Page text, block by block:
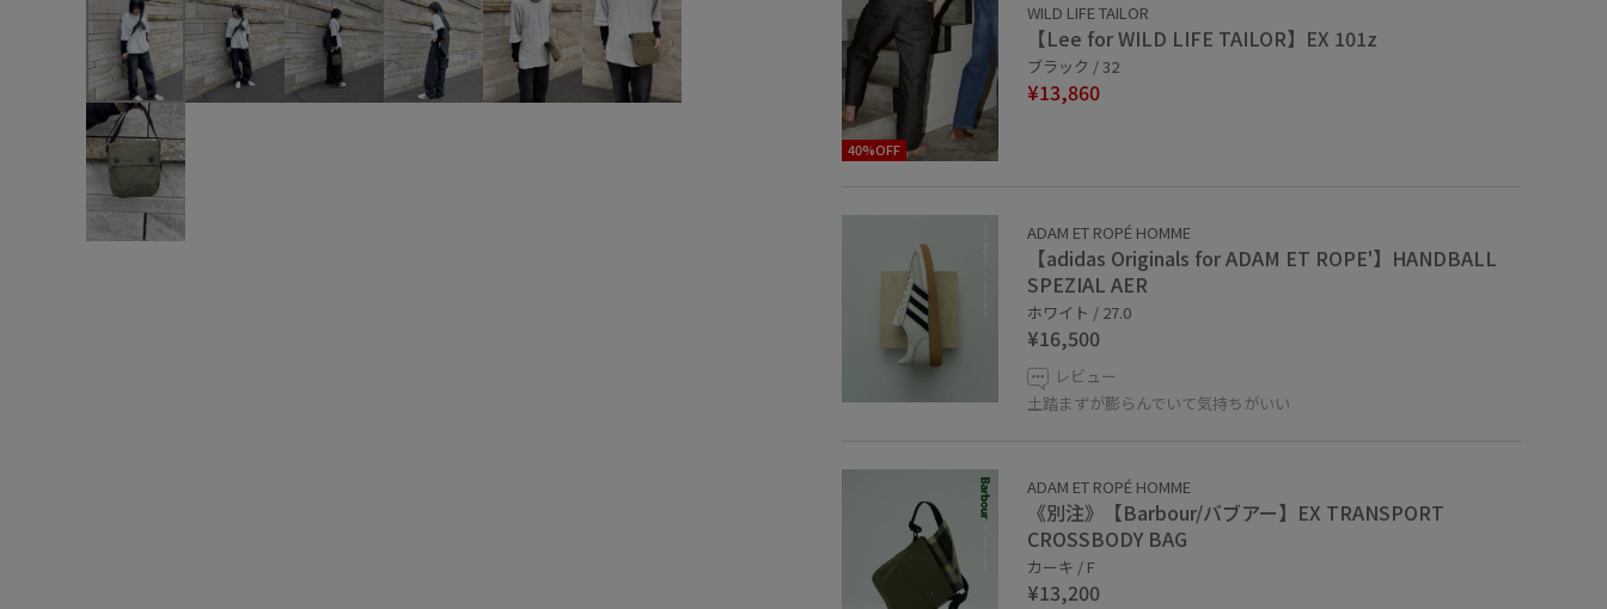
40%OFF
WILD LIFE TAILOR
【Lee for WILD LIFE TAILOR】EX 101z
ブラック / 32
¥13,860
ADAM ET ROPÉ HOMME
【adidas Originals for ADAM ET ROPE'】HANDBALL
SPEZIAL AER
ホワイト / 27.0
¥16,500
レビュー
土踏まずが膨らんでいて気持ちがいい
ADAM ET ROPÉ HOMME
《別注》【Barbour/バブアー】EX TRANSPORT
CROSSBODY BAG
カーキ / F
¥13,200